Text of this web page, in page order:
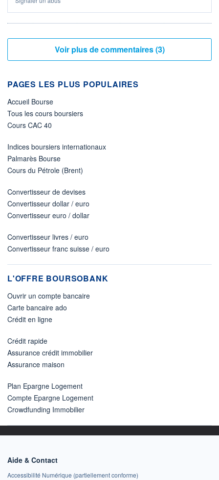
Voir plus de commentaires (3)
PAGES LES PLUS POPULAIRES
Accueil Bourse
Tous les cours boursiers
Cours CAC 40
Indices boursiers internationaux
Palmarès Bourse
Cours du Pétrole (Brent)
Convertisseur de devises
Convertisseur dollar / euro
Convertisseur euro / dollar
Convertisseur livres / euro
Convertisseur franc suisse / euro
L'OFFRE BOURSOBANK
Ouvrir un compte bancaire
Carte bancaire ado
Crédit en ligne
Crédit rapide
Assurance crédit immobilier
Assurance maison
Plan Epargne Logement
Compte Epargne Logement
Crowdfunding Immobilier
Aide & Contact
Accessibilité Numérique (partiellement conforme)